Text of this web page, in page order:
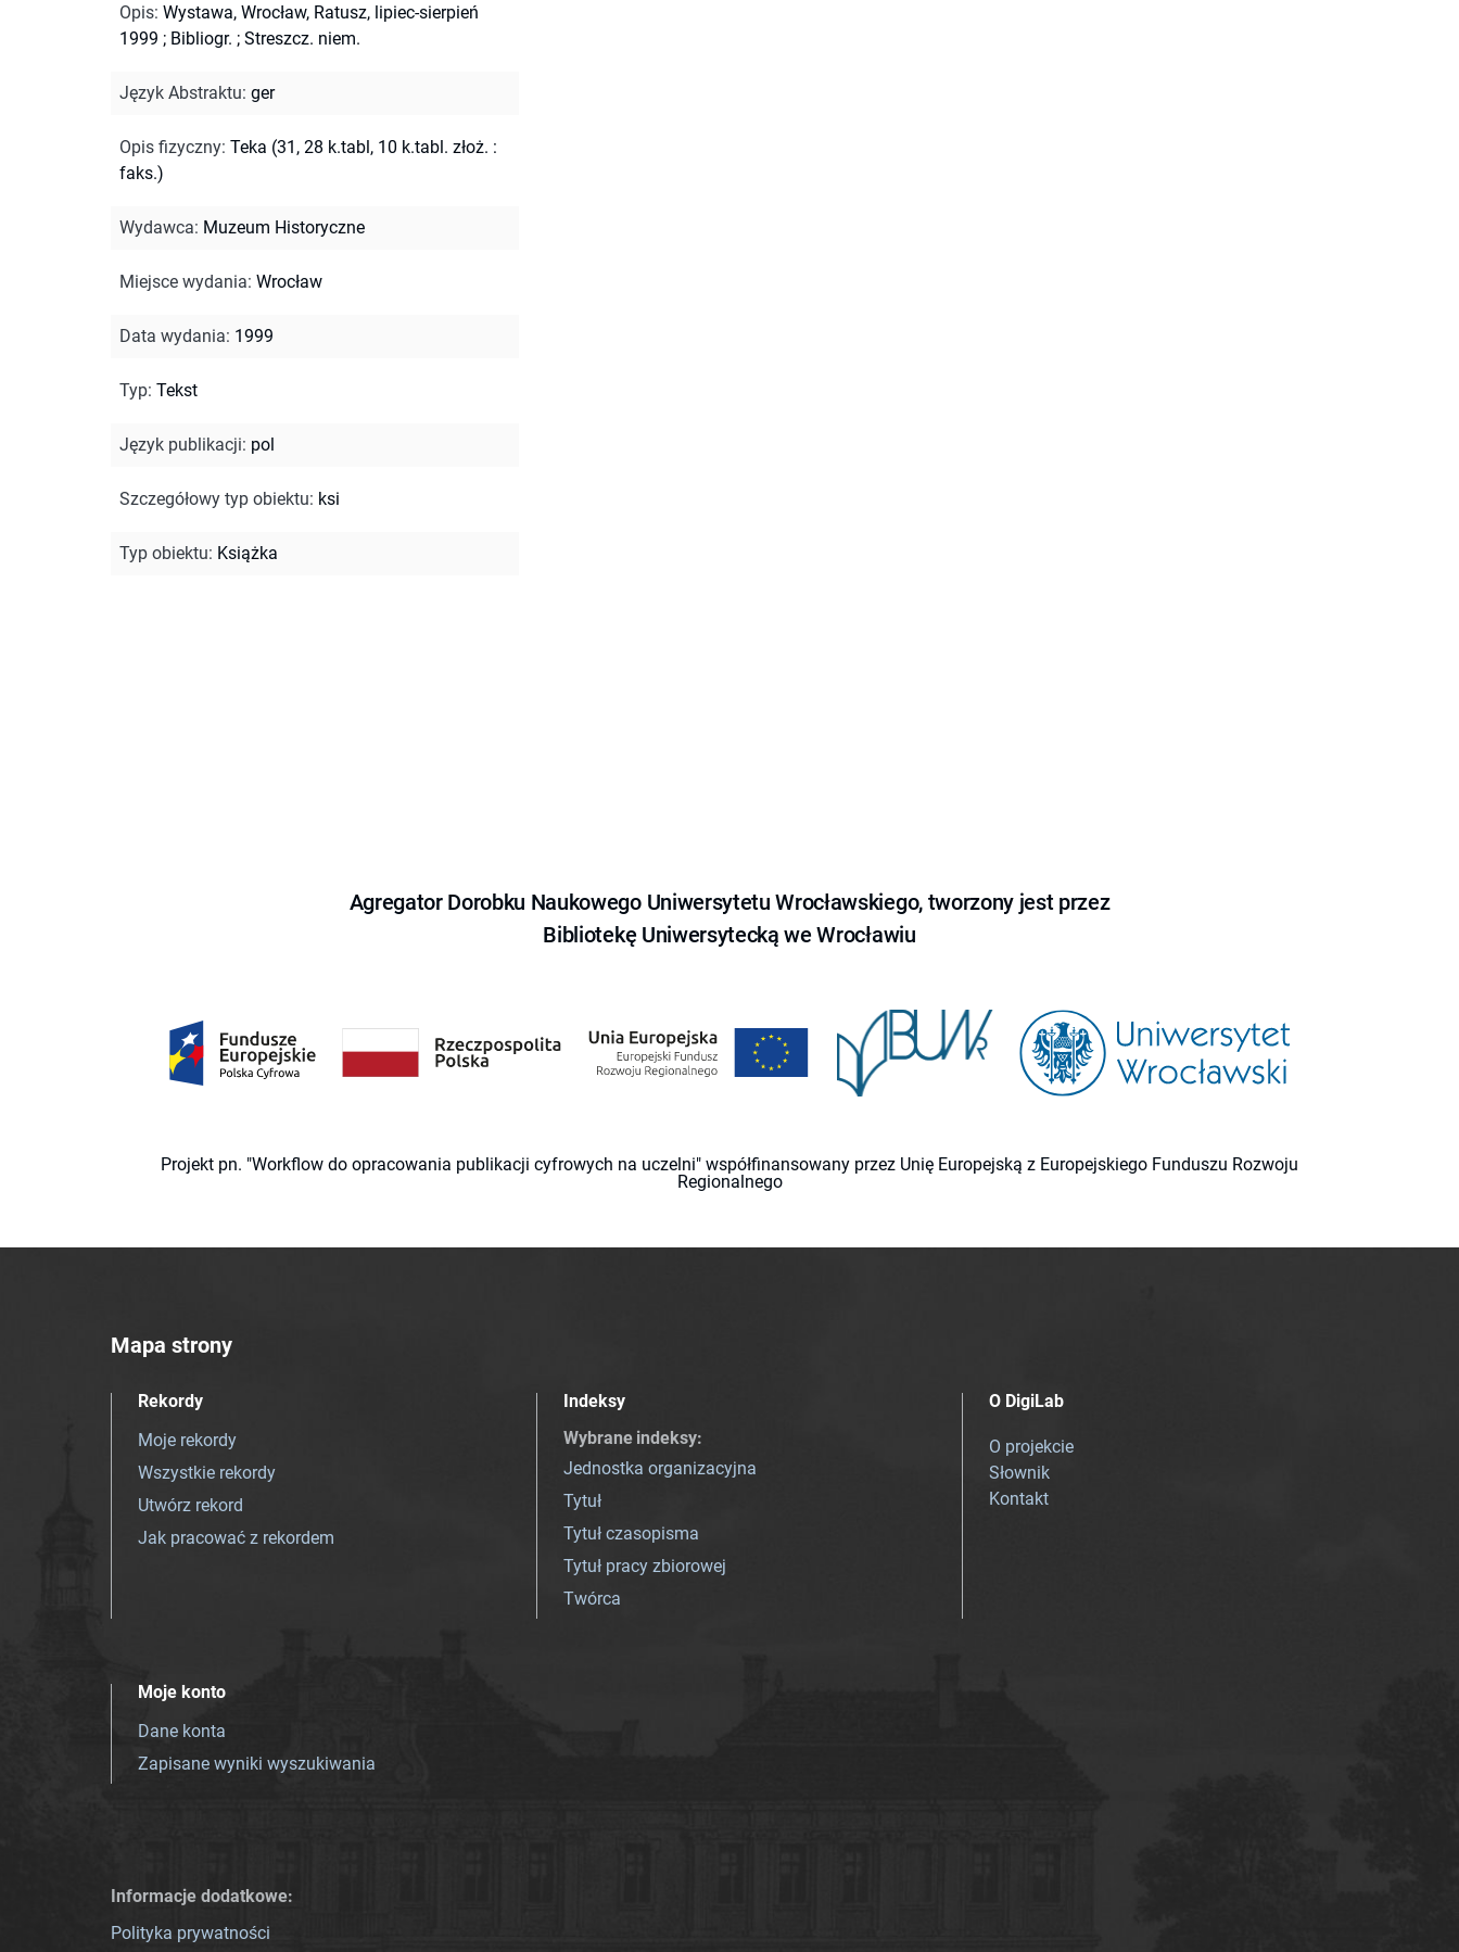
Opis: Wystawa, Wrocław, Ratusz, lipiec-sierpień
1999 ; Bibliogr. ; Streszcz. niem.
Język Abstraktu: ger
Opis fizyczny: Teka (31, 28 k.tabl, 10 k.tabl. złoż. :
faks.)
Wydawca: Muzeum Historyczne
Miejsce wydania: Wrocław
Data wydania: 1999
Typ: Tekst
Język publikacji: pol
Szczegółowy typ obiektu: ksi
Typ obiektu: Książka
Agregator Dorobku Naukowego Uniwersytetu Wrocławskiego, tworzony jest przez
Bibliotekę Uniwersytecką we Wrocławiu
Projekt pn. "Workflow do opracowania publikacji cyfrowych na uczelni" współfinansowany przez Unię Europejską z Europejskiego Funduszu Rozwoju
Regionalnego
Mapa strony
Rekordy
Moje rekordy
Wszystkie rekordy
Utwórz rekord
Jak pracować z rekordem
Indeksy
Wybrane indeksy:
Jednostka organizacyjna
Tytuł
Tytuł czasopisma
Tytuł pracy zbiorowej
Twórca
O DigiLab
O projekcie
Słownik
Kontakt
Moje konto
Dane konta
Zapisane wyniki wyszukiwania
Informacje dodatkowe:
Polityka prywatności